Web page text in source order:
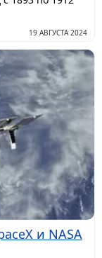
19 АВГУСТА 2024
и NASA